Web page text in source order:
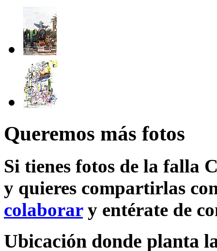
Queremos más fotos
Si tienes fotos de la falla
y quieres compartirlas
colaborary entérate de
Ubicación donde planta